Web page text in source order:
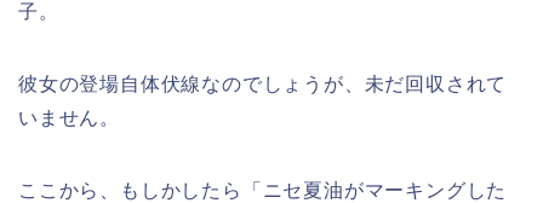
子。
彼女の登場自体伏線なのでしょうが、未だ回収されて
いません。
ここから、もしかしたら「ニセ夏油がマーキングした